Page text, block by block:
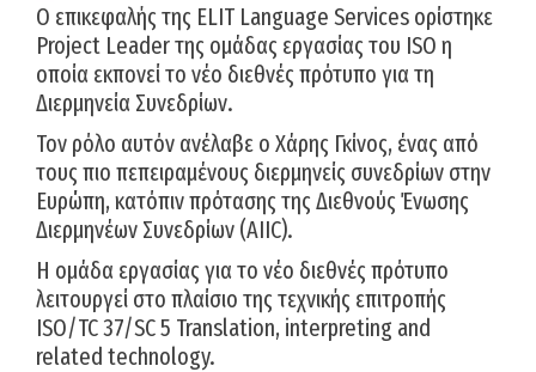
Ο επικεφαλής της ELIT Language Services ορίστηκε
Project Leader της ομάδας εργασίας του ISO η
οποία εκπονεί το νέο διεθνές πρότυπο για τη
Διερμηνεία Συνεδρίων.
Τον ρόλο αυτόν ανέλαβε ο Χάρης Γκίνος, ένας από
τους πιο πεπειραμένους διερμηνείς συνεδρίων στην
Ευρώπη, κατόπιν πρότασης της Διεθνούς Ένωσης
Διερμηνέων Συνεδρίων (AIIC).
Η ομάδα εργασίας για το νέο διεθνές πρότυπο
λειτουργεί στο πλαίσιο της τεχνικής επιτροπής
ISO/TC 37/SC 5 Translation, interpreting and
related technology.